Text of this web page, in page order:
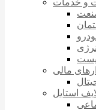
و خدمات
انرژی
مالی
استایل